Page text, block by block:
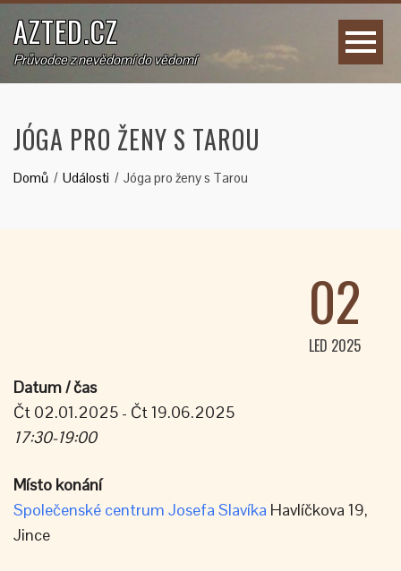
AZTED.CZ
Průvodce z nevědomí do vědomí
JÓGA PRO ŽENY S TAROU
Domů Události Jóga pro ženy s Tarou
02
LED 2025
Datum / čas
Čt 02.01.2025 - Čt 19.06.2025
17:30-19:00
Místo konání
Společenské centrum Josefa Slavíka Havlíčkova 19,
Jince